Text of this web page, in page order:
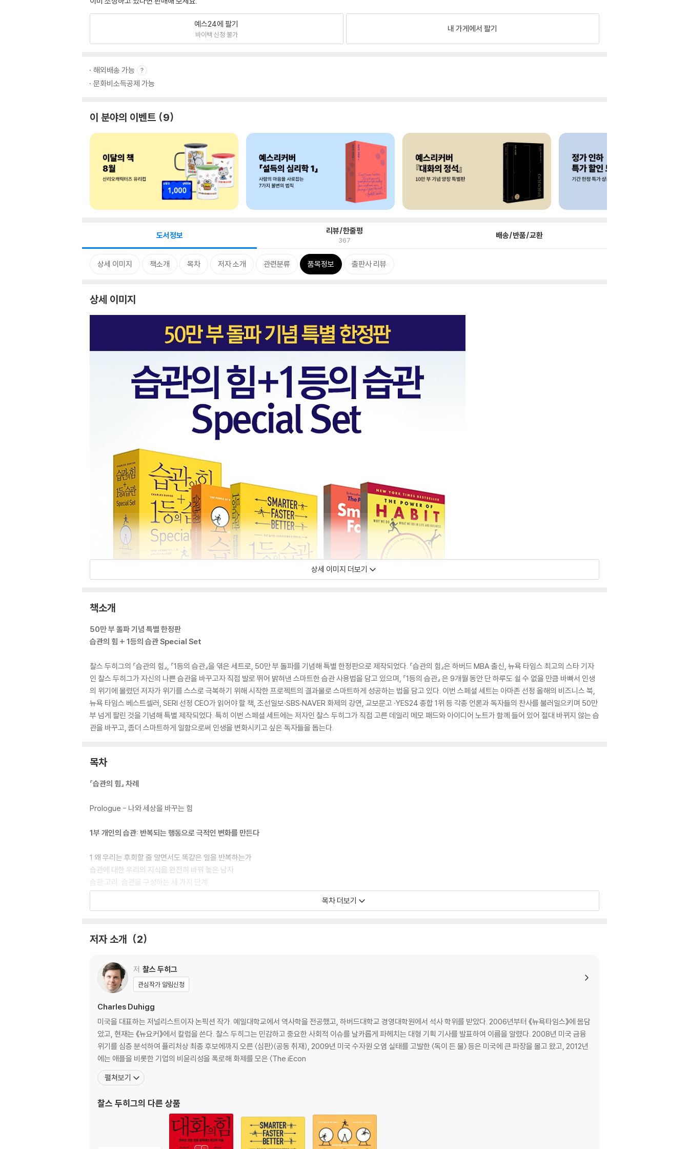
예스24에 팔기
바이백 신청 불가
내 가게에서 팔기
해외배송 가능
문화비소득공제 가능
이 분야의 이벤트 9
도서정보 리뷰/한줄평
367 배송/반품/교환
상세 이미지 책소개 목차 저자 소개 관련분류 품목정보 출판사 리뷰
상세 이미지
상세 이미지 더보기
책소개
50만 부 돌파 기념 특별 한정판
습관의 힘 + 1등의 습관 Special Set
찰스 두히그의 『습관의 힘』, 『1등의 습관』을 엮은 세트로, 50만 부 돌파를 기념해 특별 한정판으로 제작되었다. 『습관의 힘』은 하버드 MBA 출신, 뉴욕 타임스 최고의 스타 기자
인 찰스 두히그가 자신의 나쁜 습관을 바꾸고자 직접 발로 뛰어 밝혀낸 스마트한 습관 사용법을 담고 있으며, 『1등의 습관』 은 9개월 동안 단 하루도 쉴 수 없을 만큼 바빠서 인생
의 위기에 몰렸던 저자가 위기를 스스로 극복하기 위해 시작한 프로젝트의 결과물로 스마트하게 성공하는 법을 담고 있다. 이번 스페셜 세트는 아마존 선정 올해의 비즈니스 북,
뉴욕 타임스 베스트셀러, SERI 선정 CEO가 읽어야 할 책, 조선일보·SBS·NAVER 화제의 강연, 교보문고 ·YES24 종합 1위 등 각종 언론과 독자들의 찬사를 불러일으키며 50만
부 넘게 팔린 것을 기념해 특별 제작되었다. 특히 이번 스페셜 세트에는 저자인 찰스 두히그가 직접 고른 데일리 메모 패드와 아이디어 노트가 함께 들어 있어 절대 바뀌지 않는 습
관을 바꾸고, 좀더 스마트하게 일함으로써 인생을 변화시키고 싶은 독자들을 돕는다.
목차
『습관의 힘』 차례
Prologue - 나와 세상을 바꾸는 힘
1부 개인의 습관: 반복되는 행동으로 극적인 변화를 만든다
1 왜 우리는 후회할 줄 알면서도 똑같은 일을 반복하는가
습관에 대한 우리의 지식을 완전히 바꿔 놓은 남자
습관 고리: 습관을 구성하는 세 가지 단계
습관은 우리를 어떻게 지배하는가
양치질은 어떻게 전 세계인의 습관이 되었나
우리가 치킨과 감자튀김의 유혹을 거부할 수 없는 이유
뜻밖의 열망을 포착한 페브리즈의 반전
성공하고 싶다면 열망을 자극하라
3 반복 행동: 습관을 바꾸기 위해 알아야 할 황금률
팬들도 포기한 꼴찌 팀을 최강으로 만든 토니 던지 감독의 습관 훈련법
알코올 중독자 1000만 명을 치료한 AA의 비밀
결정적인 순간에 어김없이 나타나는 옛 습관의 그림자
삶의 방식을 바꾼 사람들의 공통점: 어떻게 하면 습관을 바꿀 수 있을까
2부 기업의 습관: 성공한 기업은 습관을 어떻게 이용하는가
4 확실한 승리를 원한다면 단 하나의 핵심 습관에 집중하라
목차 더보기
저자 소개 2
저 찰스 두히그
관심작가 알림신청
Charles Duhigg
미국을 대표하는 저널리스트이자 논픽션 작가. 예일대학교에서 역사학을 전공했고, 하버드대학교 경영대학원에서 석사 학위를 받았다. 2006년부터 《뉴욕타임스》에 몸담
았고, 현재는 《뉴요커》에서 칼럼을 쓴다. 찰스 두히그는 민감하고 중요한 사회적 이슈를 날카롭게 파헤치는 대형 기획 기사를 발표하여 이름을 알렸다. 2008년 미국 금융
위기를 심층 분석하여 퓰리처상 최종 후보에까지 오른 〈심판〉(공동 취재), 2009년 미국 수자원 오염 실태를 고발한 〈독이 든 물〉 등은 미국에 큰 파장을 몰고 왔고, 2012년
에는 애플을 비롯한 기업의 비윤리성을 폭로해 화제를 모은 〈The iEcon
펼쳐보기
찰스 두히그의 다른 상품